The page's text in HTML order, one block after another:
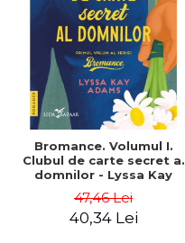
Bromance. Volumul I.
Clubul de carte secret al
domnilor - Lyssa Kay
47,46 Lei
40,34 Lei